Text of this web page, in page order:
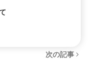
次の記事